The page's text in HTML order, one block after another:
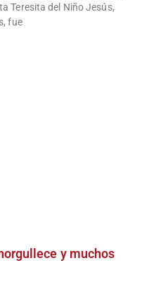
Teresita del Niño Jesús,
fue
y muchos